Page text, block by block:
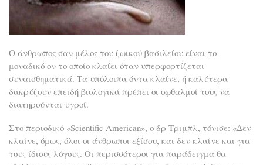
Ο άνθρωπος σαν μέλος του ζωικού βασιλείου είναι το
μοναδικό ον το οποίο κλαίει όταν υπερφορτίζεται
συναισθηματικά. Τα υπόλοιπα όντα κλαίνε, ή καλύτερα
δακρύζουν επειδή βιολογικά πρέπει οι οφθαλμοί τους να
διατηρούνται υγροί.
Στο περιοδικό «Scientific American», ο δρ Τριμπλ, τόνισε: «Δεν
κλαίνε, όμως, όλοι οι άνθρωποι εξίσου, και δεν κλαίνε και για
τους ίδιους λόγους. Οι περισσότεροι για παράδειγμα θα